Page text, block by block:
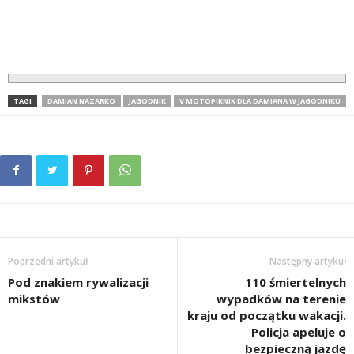
TAGI DAMIAN NAZARKO JAGODNIK V MOTOPIKNIK DLA DAMIANA W JAGODNIKU
Poprzedni artykuł
Pod znakiem rywalizacji
mikstów
Następny artykuł
110 śmiertelnych
wypadków na terenie
kraju od początku wakacji.
Policja apeluje o
bezpieczną jazdę